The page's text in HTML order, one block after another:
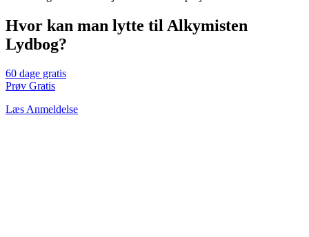
Hvor kan man lytte til Alkymisten
Lydbog?
60 dage gratis
Prøv Gratis
Læs Anmeldelse